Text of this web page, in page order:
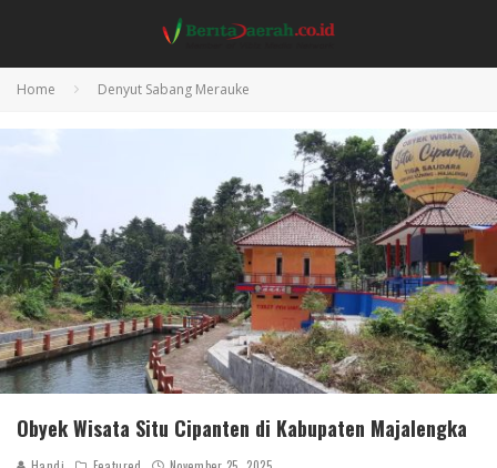
Home Denyut Sabang Merauke
Obyek Wisata Situ Cipanten di Kabupaten Majalengka